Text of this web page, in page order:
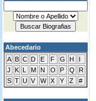
Abecedario
A B C D E F G H
I
J
K L M N O P Q
R
S T U V W X Y Z #